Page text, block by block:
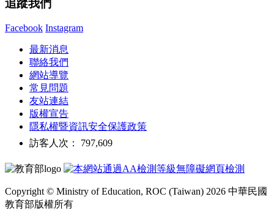
追蹤我們
Facebook Instagram
最新消息
聯絡我們
網站導覽
常見問題
友站連結
版權宣告
隱私權暨資訊安全保護政策
訪客人次： 797,609
Copyright © Ministry of Education, ROC (Taiwan) 2026 中華民國
教育部版權所有